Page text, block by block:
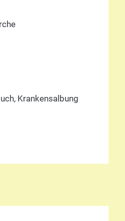
Krankensalbung